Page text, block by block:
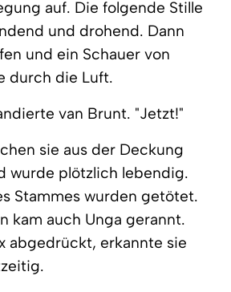
auf. Die folgende Stille
und drohend. Dann
und ein Schauer von
durch die Luft.
van Brunt. "Jetzt!"
sie aus der Deckung
wurde plötzlich lebendig.
Stammes wurden getötet.
kam auch Unga gerannt.
abgedrückt, erkannte sie